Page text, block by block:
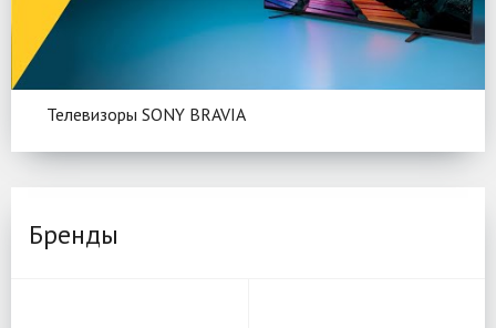
Телевизоры SONY BRAVIA
Бренды